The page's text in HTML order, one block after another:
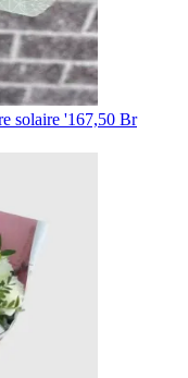
solaire '167,50 Br